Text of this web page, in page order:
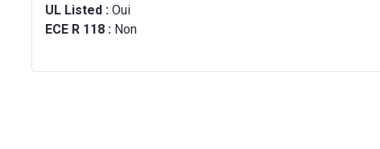
UL Listed : Oui
ECE R 118 : Non